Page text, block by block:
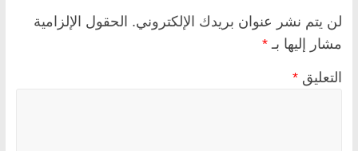
لن يتم نشر عنوان بريدك الإلكتروني. الحقول الإلزامية
مشار إليها بـ *
التعليق *